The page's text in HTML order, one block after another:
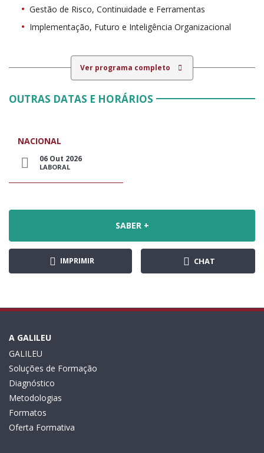
Gestão de Risco, Continuidade e Ferramentas
Implementação, Futuro e Inteligência Organizacional
Ver programa completo
OUTRAS DATAS E HORÁRIOS
NACIONAL
06 Out 2026
LABORAL
SABER +
IMPRIMIR CHAT
A GALILEU
GALILEU
Soluções de Formação
Diagnóstico
Metodologias
Formatos
Oferta Formativa